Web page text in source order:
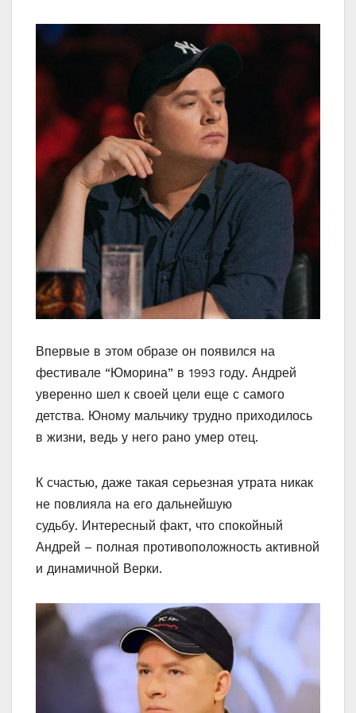
Впервые в этом образе он появился на
фестивале “Юморина” в 1993 году. Андрей
уверенно шел к своей цели еще с самого
детства. Юному мальчику трудно приходилось
в жизни, ведь у него рано умер отец.
К счастью, даже такая серьезная утрата никак
не повлияла на его дальнейшую
судьбу. Интересный факт, что спокойный
Андрей – полная противоположность активной
и динамичной Верки.